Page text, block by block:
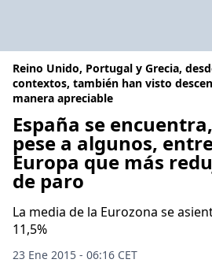
Reino Unido, Portugal y Grecia,
contextos, también han visto
manera apreciable
España se
pese a algunos,
Europa que más
de paro
La media de la Eurozona se
11,5%
23 Ene 2015 - 06:16 CET